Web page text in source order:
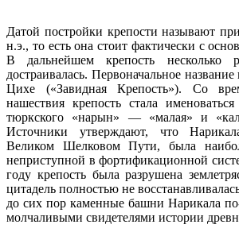
Датой постройки крепости называют
н.э., то есть она стоит фактически с
В дальнейшем крепость несколько
достраивалась. Первоначальное
Цихе («Завидная Крепость»). Со
нашествия крепость стала
тюркского «нарын» — «малая» и
Источники утверждают, что
Великом Шелковом Пути, была
неприступной в фортификационной
году крепость была разрушена
цитадель полностью не
до сих пор каменные башни Нарикала
молчаливыми свидетелями истории